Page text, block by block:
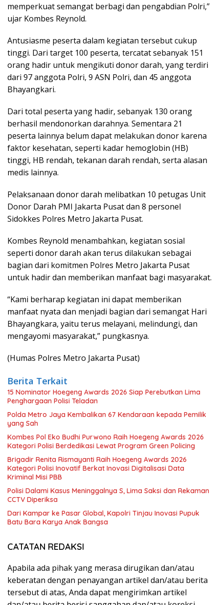
memperkuat semangat berbagi dan pengabdian Polri,”
ujar Kombes Reynold.
Antusiasme peserta dalam kegiatan tersebut cukup
tinggi. Dari target 100 peserta, tercatat sebanyak 151
orang hadir untuk mengikuti donor darah, yang terdiri
dari 97 anggota Polri, 9 ASN Polri, dan 45 anggota
Bhayangkari.
Dari total peserta yang hadir, sebanyak 130 orang
berhasil mendonorkan darahnya. Sementara 21
peserta lainnya belum dapat melakukan donor karena
faktor kesehatan, seperti kadar hemoglobin (HB)
tinggi, HB rendah, tekanan darah rendah, serta alasan
medis lainnya.
Pelaksanaan donor darah melibatkan 10 petugas Unit
Donor Darah PMI Jakarta Pusat dan 8 personel
Sidokkes Polres Metro Jakarta Pusat.
Kombes Reynold menambahkan, kegiatan sosial
seperti donor darah akan terus dilakukan sebagai
bagian dari komitmen Polres Metro Jakarta Pusat
untuk hadir dan memberikan manfaat bagi masyarakat.
“Kami berharap kegiatan ini dapat memberikan
manfaat nyata dan menjadi bagian dari semangat Hari
Bhayangkara, yaitu terus melayani, melindungi, dan
mengayomi masyarakat,” pungkasnya.
(Humas Polres Metro Jakarta Pusat)
Berita Terkait
15 Nominator Hoegeng Awards 2026 Siap Perebutkan Lima
Penghargaan Polisi Teladan
Polda Metro Jaya Kembalikan 67 Kendaraan kepada Pemilik
yang Sah
Kombes Pol Eko Budhi Purwono Raih Hoegeng Awards 2026
Kategori Polisi Berdedikasi Lewat Program Green Policing
Brigadir Renita Rismayanti Raih Hoegeng Awards 2026
Kategori Polisi Inovatif Berkat Inovasi Digitalisasi Data
Kriminal Misi PBB
Polisi Dalami Kasus Meninggalnya S, Lima Saksi dan Rekaman
CCTV Diperiksa
Dari Kampar ke Pasar Global, Kapolri Tinjau Inovasi Pupuk
Batu Bara Karya Anak Bangsa
CATATAN REDAKSI
Apabila ada pihak yang merasa dirugikan dan/atau
keberatan dengan penayangan artikel dan/atau berita
tersebut di atas, Anda dapat mengirimkan artikel